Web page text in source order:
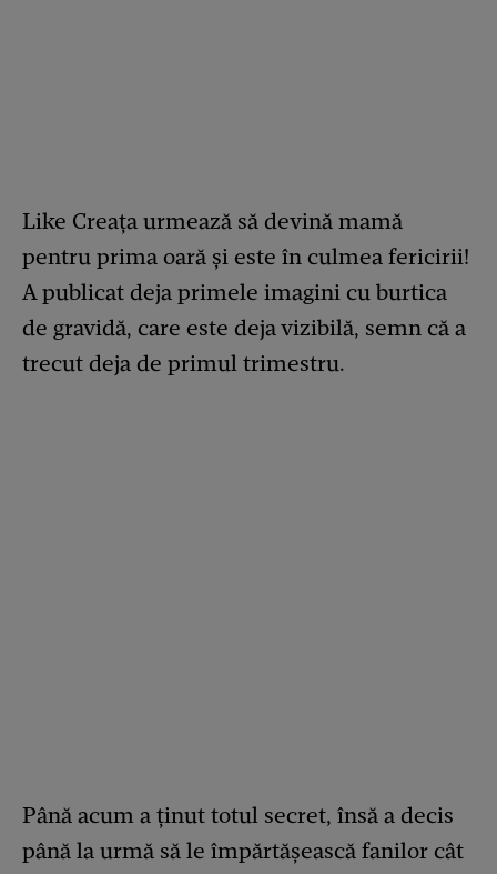
Like Creața urmează să devină mamă
pentru prima oară și este în culmea fericirii!
A publicat deja primele imagini cu burtica
de gravidă, care este deja vizibilă, semn că a
trecut deja de primul trimestru.
Până acum a ținut totul secret, însă a decis
până la urmă să le împărtășească fanilor cât